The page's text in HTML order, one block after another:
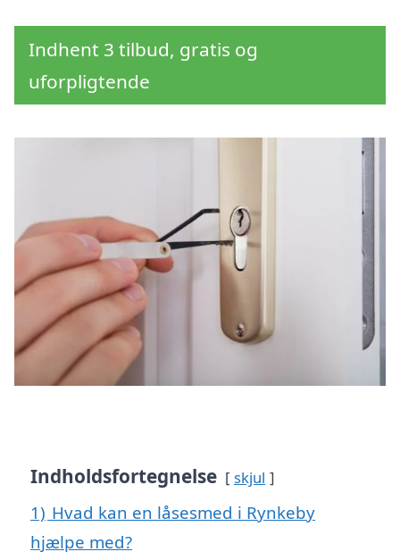
Indhent 3 tilbud, gratis og
uforpligtende
Indholdsfortegnelse skjul
1) Hvad kan en låsesmed i Rynkeby
hjælpe med?